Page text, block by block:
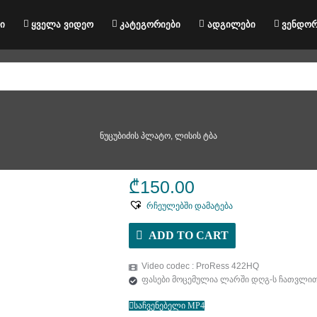
ყველა ვიდეო კატეგორიები ადგილები
ნუცუბიძის პლატო, ლისის ტბა
₾150.00
რჩეულებში დამატება
ADD TO CART
Video codec : ProRess 422HQ
ფასები მოცემულია ლარში დღგ-ს
საჩვენებელი MP4